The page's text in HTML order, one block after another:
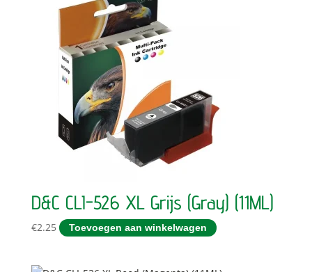
D&C CLI-526 XL Grijs (Gray) (11ML)
€2.25 Toevoegen aan winkelwagen